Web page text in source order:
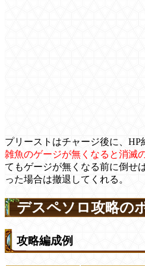
プリーストはチャージ後に、HP
雑魚のゲージが無くなると消滅
てもゲージが無くなる前に倒せ
った場合は撤退してくれる。
デスペソロ攻略の
攻略編成例